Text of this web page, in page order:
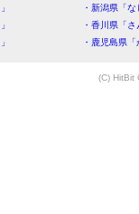
・新潟県「
・香川県「
・鹿児島県
(C) HitBit